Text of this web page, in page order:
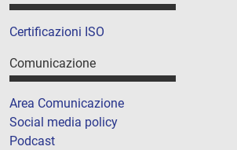
Certificazioni ISO
Comunicazione
Area Comunicazione
Social media policy
Podcast